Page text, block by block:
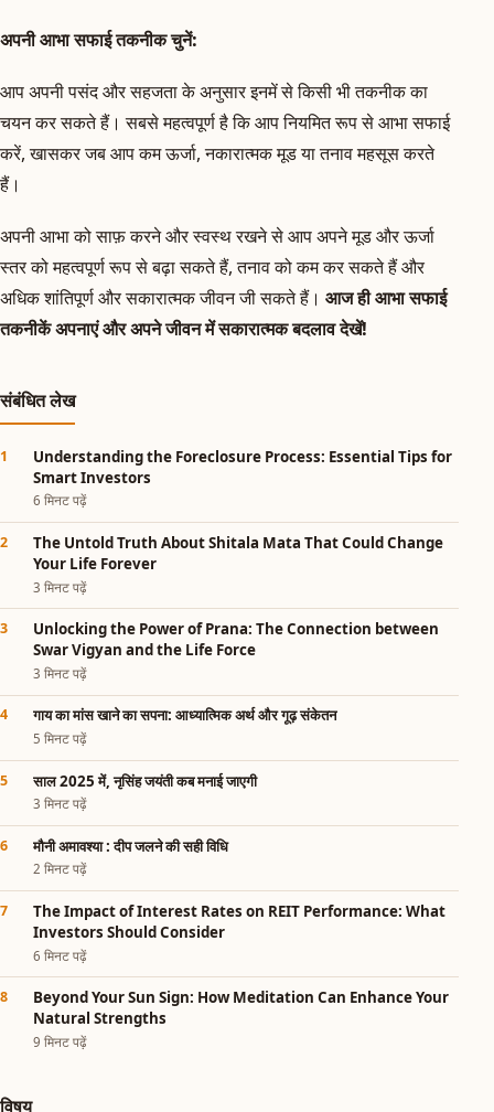
अपनी आभा सफाई तकनीक चुनें:
आप अपनी पसंद और सहजता के अनुसार इनमें से किसी भी तकनीक का
चयन कर सकते हैं। सबसे महत्वपूर्ण है कि आप नियमित रूप से आभा सफाई
करें, खासकर जब आप कम ऊर्जा, नकारात्मक मूड या तनाव महसूस करते
हैं।
अपनी आभा को साफ़ करने और स्वस्थ रखने से आप अपने मूड और ऊर्जा
स्तर को महत्वपूर्ण रूप से बढ़ा सकते हैं, तनाव को कम कर सकते हैं और
अधिक शांतिपूर्ण और सकारात्मक जीवन जी सकते हैं। आज ही आभा सफाई
तकनीकें अपनाएं और अपने जीवन में सकारात्मक बदलाव देखें!
संबंधित लेख
Understanding the Foreclosure Process: Essential Tips for
Smart Investors
6 मिनट पढ़ें
The Untold Truth About Shitala Mata That Could Change
Your Life Forever
3 मिनट पढ़ें
Unlocking the Power of Prana: The Connection between
Swar Vigyan and the Life Force
3 मिनट पढ़ें
गाय का मांस खाने का सपना: आध्यात्मिक अर्थ और गूढ़ संकेतन
5 मिनट पढ़ें
साल 2025 में, नृसिंह जयंती कब मनाई जाएगी
3 मिनट पढ़ें
मौनी अमावश्या : दीप जलने की सही विधि
2 मिनट पढ़ें
The Impact of Interest Rates on REIT Performance: What
Investors Should Consider
6 मिनट पढ़ें
Beyond Your Sun Sign: How Meditation Can Enhance Your
Natural Strengths
9 मिनट पढ़ें
विषय